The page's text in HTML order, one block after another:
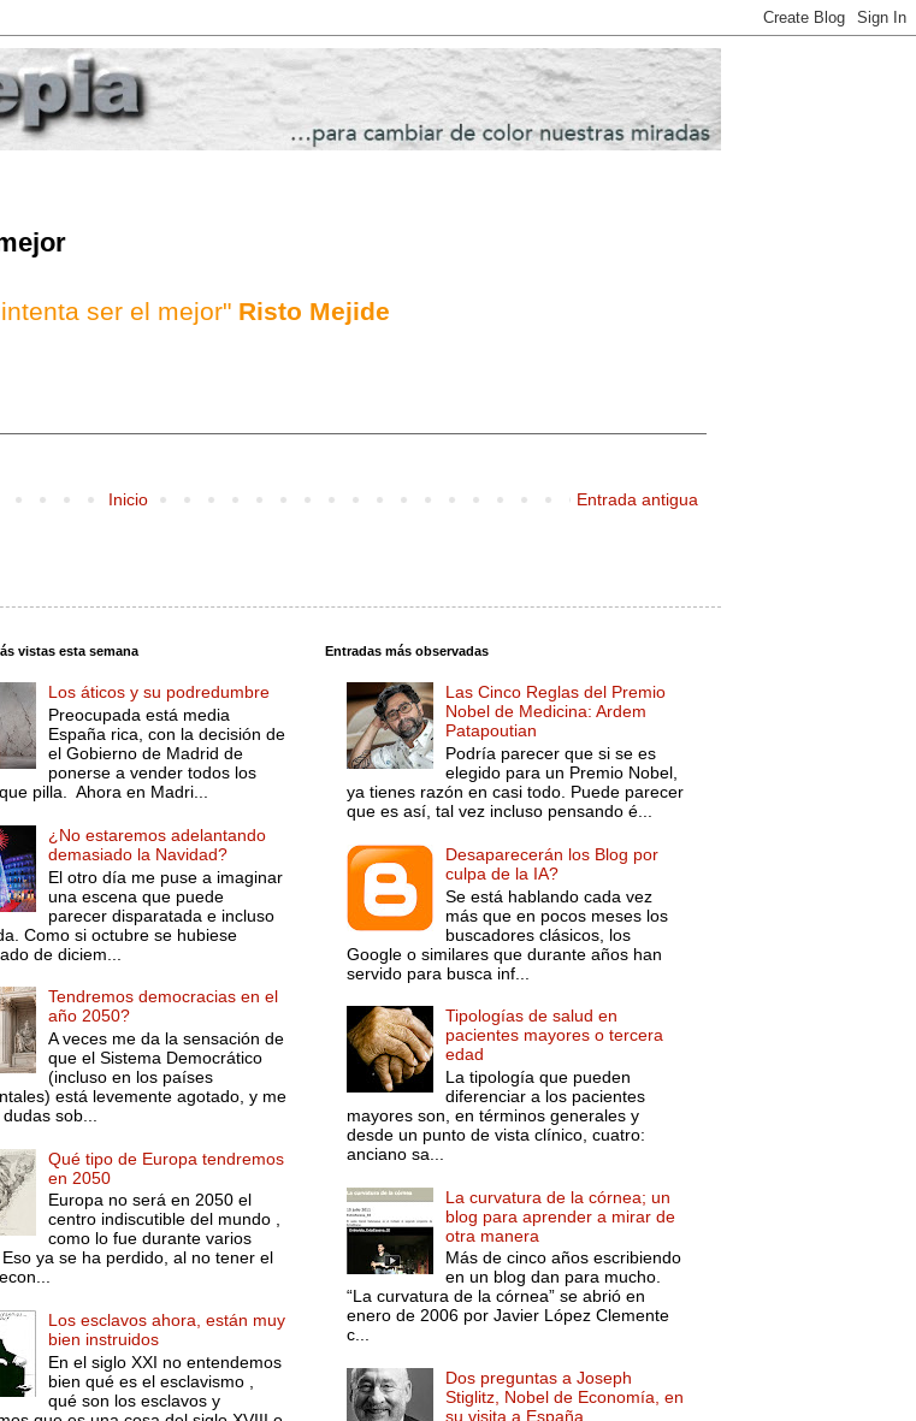
ser el mejor" Risto Mejide
Entrada antigua
Inicio
vistas esta semana
Los áticos y su podredumbre
Preocupada está media
España rica, con la decisión de
el Gobierno de Madrid de
ponerse a vender todos los
pilla. Ahora en Madri...
¿No estaremos adelantando
demasiado la Navidad?
El otro día me puse a imaginar
una escena que puede
parecer disparatada e incluso
Como si octubre se hubiese
de diciem...
Tendremos democracias en el
año 2050?
A veces me da la sensación de
que el Sistema Democrático
(incluso en los países
está levemente agotado, y me
sob...
Qué tipo de Europa tendremos
en 2050
Europa no será en 2050 el
centro indiscutible del mundo ,
como lo fue durante varios
ya se ha perdido, al no tener el
Los esclavos ahora, están muy
bien instruidos
En el siglo XXI no entendemos
bien qué es el esclavismo ,
qué son los esclavos y
Entradas más observadas
Las Cinco Reglas del Premio
Nobel de Medicina: Ardem
Patapoutian
Podría parecer que si se es
elegido para un Premio Nobel,
ya tienes razón en casi todo. Puede parecer
que es así, tal vez incluso pensando é...
Desaparecerán los Blog por
culpa de la IA?
Se está hablando cada vez
más que en pocos meses los
buscadores clásicos, los
Google o similares que durante años han
servido para busca inf...
Tipologías de salud en
pacientes mayores o tercera
edad
La tipología que pueden
diferenciar a los pacientes
mayores son, en términos generales y
desde un punto de vista clínico, cuatro:
anciano sa...
La curvatura de la córnea; un
blog para aprender a mirar de
otra manera
Más de cinco años escribiendo
en un blog dan para mucho.
“La curvatura de la córnea” se abrió en
enero de 2006 por Javier López Clemente
c...
Dos preguntas a Joseph
Stiglitz, Nobel de Economía, en
su visita a España